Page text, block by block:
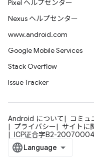
Pixel ヘルプセンター
Nexus ヘルプセンター
www.android.com
Google Mobile Services
Stack Overflow
Issue Tracker
Android について コミュ
プライバシー
サイトに
ICP证合字B2-